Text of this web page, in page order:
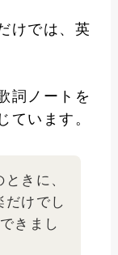
けでは、英
詞ノートを
ています。
きに、
だけでし
きまし